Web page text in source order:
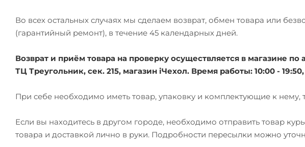
Во всех остальных случаях мы сделаем возврат, обмен товара или
(гарантийный ремонт), в течение 45 календарных дней.
Возврат и приём товара на проверку осуществляется в магазине по
ТЦ Треугольник, сек. 215, магазин iЧехол. Время работы: 10:00 -
При себе необходимо иметь товар, упаковку и комплектующие к нему,
Если вы находитесь в другом городе, необходимо отправить товар
товара и доставкой лично в руки. Подробности пересылки можно